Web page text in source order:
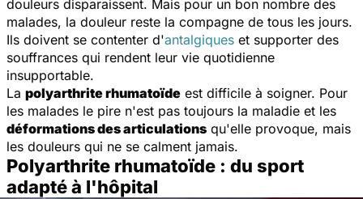
douleurs disparaissent. Mais pour un bon nombre des
malades, la douleur reste la compagne de tous les jours.
Ils doivent se contenter d'antalgiques et supporter des
souffrances qui rendent leur vie quotidienne
insupportable.
La polyarthrite rhumatoïde est difficile à soigner. Pour
les malades le pire n'est pas toujours la maladie et les
déformations des articulations qu'elle provoque, mais
les douleurs qui ne se calment jamais.
Polyarthrite rhumatoïde : du sport
adapté à l'hôpital